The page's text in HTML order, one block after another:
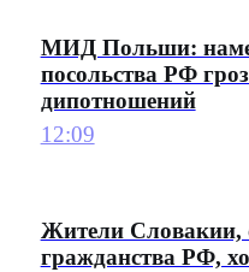
МИД Польши:
посольства РФ
дипотношений
12:09
Жители Словакии,
гражданства РФ,